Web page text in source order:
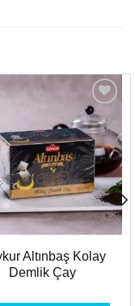
Favorilere
Ekle
Altınbaş Kolay
Demlik Çay